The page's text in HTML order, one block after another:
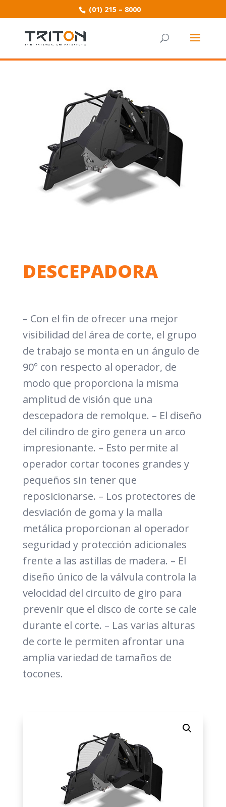
(01) 215 – 8000
DESCEPADORA
– Con el fin de ofrecer una mejor
visibilidad del área de corte, el grupo
de trabajo se monta en un ángulo de
90° con respecto al operador, de
modo que proporciona la misma
amplitud de visión que una
descepadora de remolque. – El diseño
del cilindro de giro genera un arco
impresionante. – Esto permite al
operador cortar tocones grandes y
pequeños sin tener que
reposicionarse. – Los protectores de
desviación de goma y la malla
metálica proporcionan al operador
seguridad y protección adicionales
frente a las astillas de madera. – El
diseño único de la válvula controla la
velocidad del circuito de giro para
prevenir que el disco de corte se cale
durante el corte. – Las varias alturas
de corte le permiten afrontar una
amplia variedad de tamaños de
tocones.